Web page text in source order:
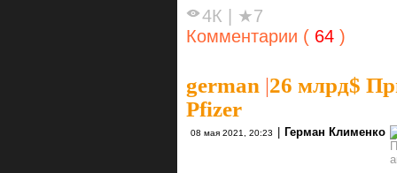
4К
★7
Комментарии ( 64 )
german |26 млрд$
Pfizer
08 мая 2021, 20:23 Герман Клименко